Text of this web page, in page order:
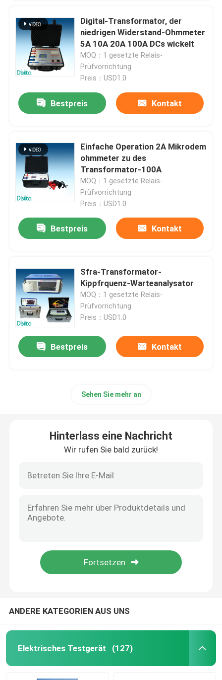
Digital-Transformator, der
niedrigen Widerstand-Ohmmeter
5A 10A 20A 100A DCs wickelt
MOQ：1 gesetzte Relais-
Prüfvorrichtung
Preis：USD1.0
Bestpreis Kontakt
Einfache Operation 2A Mikrodem
ohmmeter zu des
Transformator-100A
MOQ：1 gesetzte Relais-
Prüfvorrichtung
Preis：USD1.0
Bestpreis Kontakt
Sfra-Transformator-
Kippfrquenz-Warteanalysator
MOQ：1 gesetzte Relais-
Prüfvorrichtung
Preis：USD1.0
Bestpreis Kontakt
Sehen Sie mehr an
Hinterlass eine Nachricht
Wir rufen Sie bald zurück!
ANDERE KATEGORIEN AUS UNS
Elektrisches Testgerät (127)